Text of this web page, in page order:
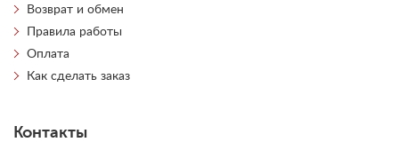
Возврат и обмен
Правила работы
Оплата
Как сделать заказ
Контакты